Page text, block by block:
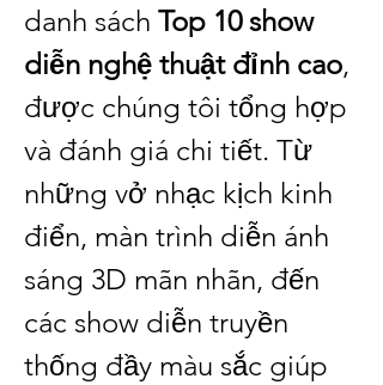
danh sách Top 10 show
diễn nghệ thuật đỉnh cao,
được chúng tôi tổng hợp
và đánh giá chi tiết. Từ
những vở nhạc kịch kinh
điển, màn trình diễn ánh
sáng 3D mãn nhãn, đến
các show diễn truyền
thống đầy màu sắc giúp